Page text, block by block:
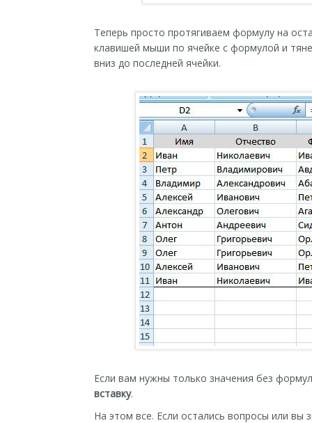
Теперь просто протягиваем формулу на
клавишей мыши по ячейке с формулой и
вниз до последней ячейки.
Если вам нужны только значения без
вставку.
На этом все. Если остались вопросы или вы